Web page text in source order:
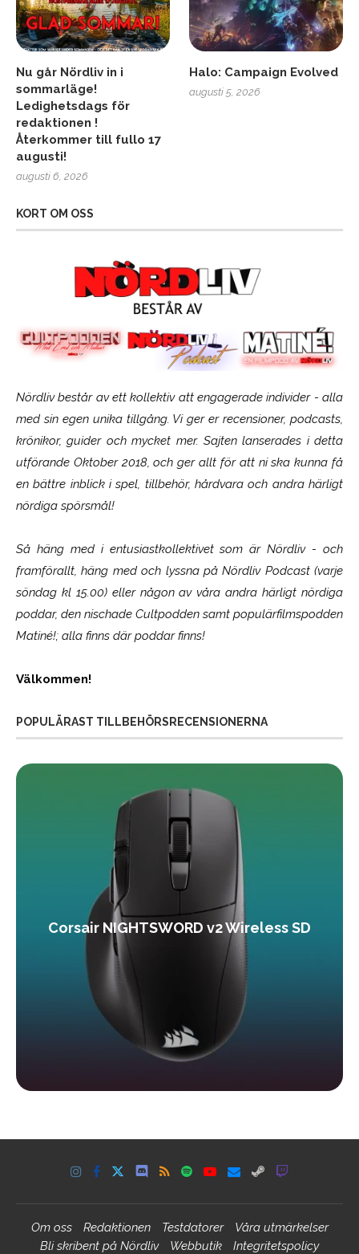
Nu går Nördliv in i
sommarläge!
Ledighetsdags för
redaktionen !
Återkommer till fullo 17
augusti!
augusti 6, 2026
Halo: Campaign Evolved
augusti 5, 2026
KORT OM OSS
Nördliv består av ett kollektiv att engagerade individer - alla
med sin egen unika tillgång. Vi ger er recensioner, podcasts,
krönikor, guider och mycket mer. Sajten lanserades i detta
utförande Oktober 2018, och ger allt för att ni ska kunna få
en bättre inblick i spel, tillbehör, hårdvara och andra härligt
nördiga spörsmål!
Så häng med i entusiastkollektivet som ärNördliv- och
framförallt, häng med och lyssna på Nördliv Podcast (varje
söndag kl 15.00) eller någon av våra andra härligt nördiga
poddar, den nischade Cultpodden samt populärfilmspodden
Matiné!; alla finns där poddar finns!
Välkommen!
POPULÄRAST TILLBEHÖRSRECENSIONERNA
Corsair NIGHTSWORD v2 Wireless SD
Om oss Redaktionen Testdatorer
Våra utmärkelser
Bli skribent på Nördliv
Webbutik Integritetspolicy